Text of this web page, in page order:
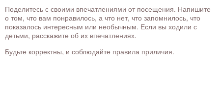
Поделитесь с своими впечатлениями от посещения. Напишите
о том, что вам понравилось, а что нет, что запомнилось, что
показалось интересным или необычным. Если вы ходили с
детьми, расскажите об их впечатлениях.
Будьте корректны, и соблюдайте правила приличия.